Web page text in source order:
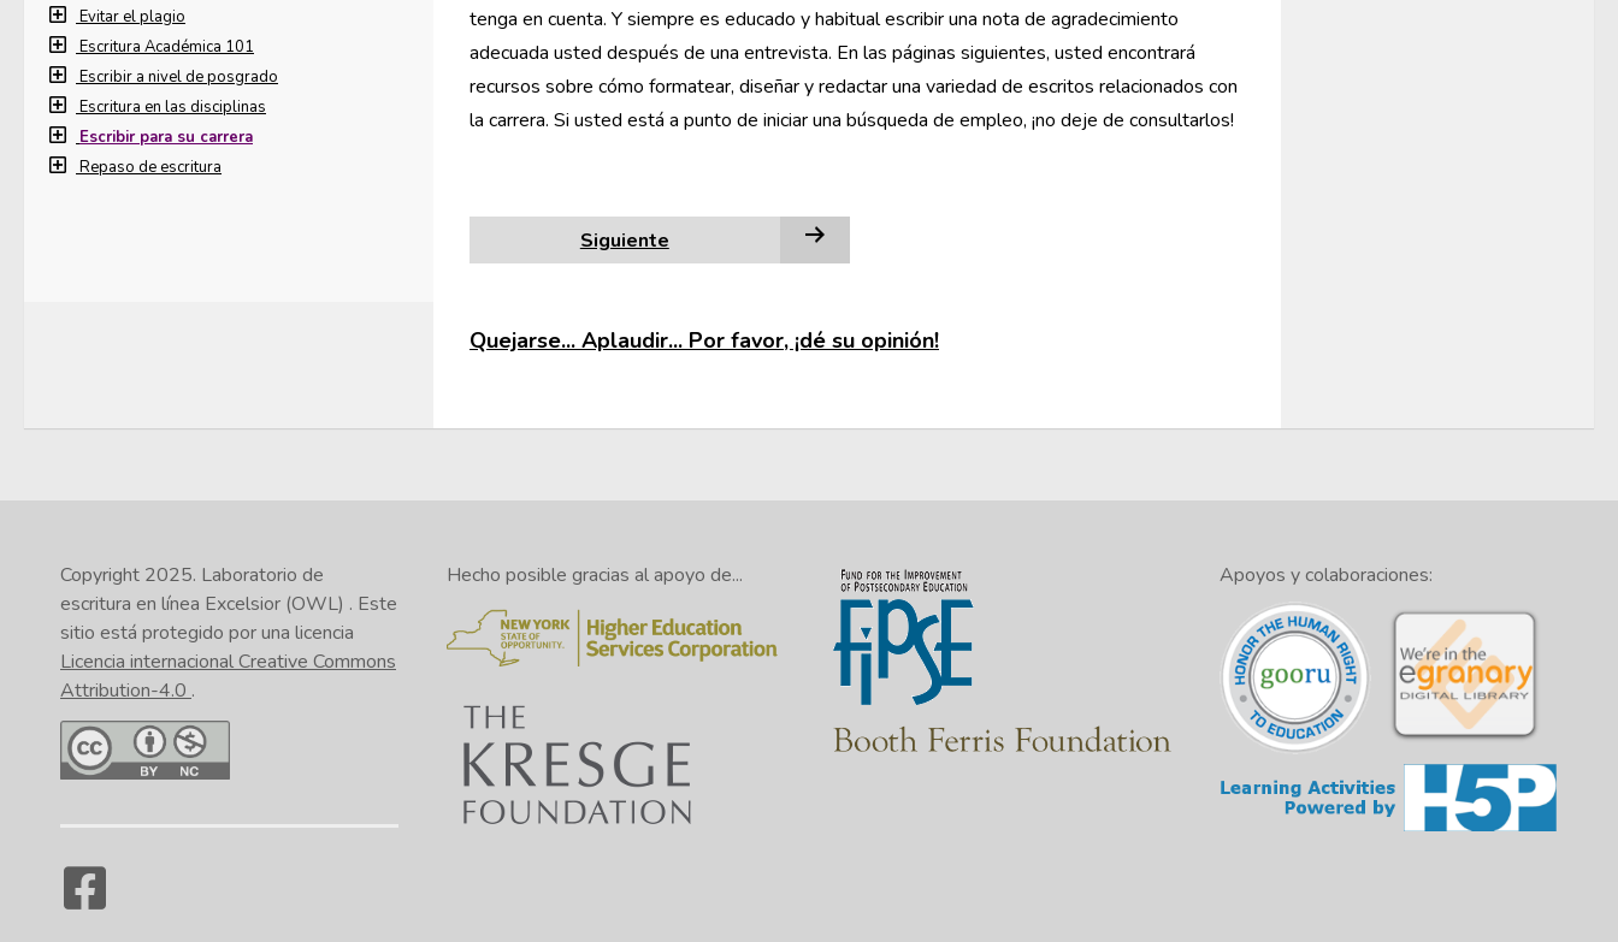
tenga en cuenta. Y siempre es educado y habitual escribir una nota de agradecimiento
adecuada usted después de una entrevista. En las páginas siguientes, usted encontrará
recursos sobre cómo formatear, diseñar y redactar una variedad de escritos relacionados con
la carrera. Si usted está a punto de iniciar una búsqueda de empleo, ¡no deje de consultarlos!
Siguiente
Quejarse... Aplaudir... Por favor, ¡dé su opinión!
Evitar el plagio
Escritura Académica 101
Escribir a nivel de posgrado
Escritura en las disciplinas
Escribir para su carrera
Repaso de escritura
Copyright 2025. Laboratorio de
escritura en línea Excelsior (OWL) . Este
sitio está protegido por una licencia
Licencia internacional Creative Commons
Attribution-4.0 .
Hecho posible gracias al apoyo de... Apoyos y colaboraciones: